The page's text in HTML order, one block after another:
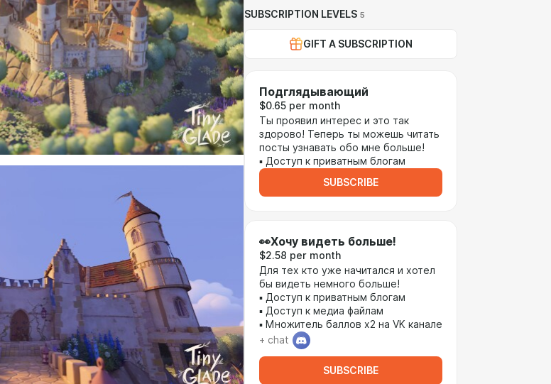
SUBSCRIPTION LEVELS 5
GIFT A SUBSCRIPTION
Подглядывающий
$0.65 per month
Ты проявил интерес и это так
здорово! Теперь ты можешь читать
посты узнавать обо мне больше!
▪ Доступ к приватным блогам
SUBSCRIBE
👀Хочу видеть больше!
$2.58 per month
Для тех кто уже начитался и хотел
бы видеть немного больше!
▪ Доступ к приватным блогам
▪ Доступ к медиа файлам
▪ Множитель баллов х2 на VK канале
+ chat
SUBSCRIBE